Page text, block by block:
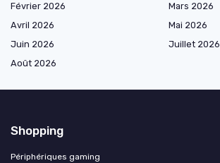
Février 2026
Mars 2026
Avril 2026
Mai 2026
Juin 2026
Juillet 2026
Août 2026
Shopping
Périphériques gaming